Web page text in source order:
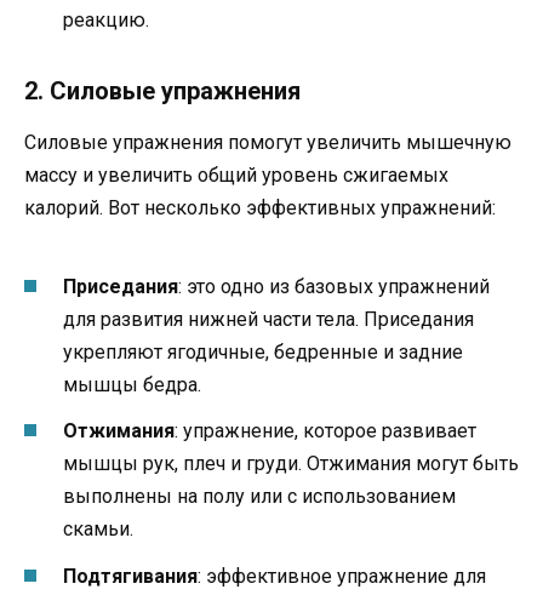
реакцию.
2. Силовые упражнения
Силовые упражнения помогут увеличить мышечную
массу и увеличить общий уровень сжигаемых
калорий. Вот несколько эффективных упражнений:
Приседания: это одно из базовых упражнений
для развития нижней части тела. Приседания
укрепляют ягодичные, бедренные и задние
мышцы бедра.
Отжимания: упражнение, которое развивает
мышцы рук, плеч и груди. Отжимания могут быть
выполнены на полу или с использованием
скамьи.
Подтягивания: эффективное упражнение для